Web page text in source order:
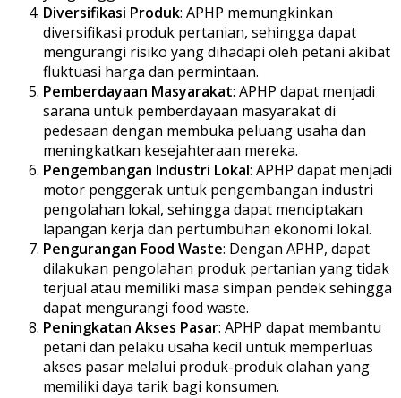
Diversifikasi Produk: APHP memungkinkan
diversifikasi produk pertanian, sehingga dapat
mengurangi risiko yang dihadapi oleh petani akibat
fluktuasi harga dan permintaan.
Pemberdayaan Masyarakat: APHP dapat menjadi
sarana untuk pemberdayaan masyarakat di
pedesaan dengan membuka peluang usaha dan
meningkatkan kesejahteraan mereka.
Pengembangan Industri Lokal: APHP dapat menjadi
motor penggerak untuk pengembangan industri
pengolahan lokal, sehingga dapat menciptakan
lapangan kerja dan pertumbuhan ekonomi lokal.
Pengurangan Food Waste: Dengan APHP, dapat
dilakukan pengolahan produk pertanian yang tidak
terjual atau memiliki masa simpan pendek sehingga
dapat mengurangi food waste.
Peningkatan Akses Pasar: APHP dapat membantu
petani dan pelaku usaha kecil untuk memperluas
akses pasar melalui produk-produk olahan yang
memiliki daya tarik bagi konsumen.